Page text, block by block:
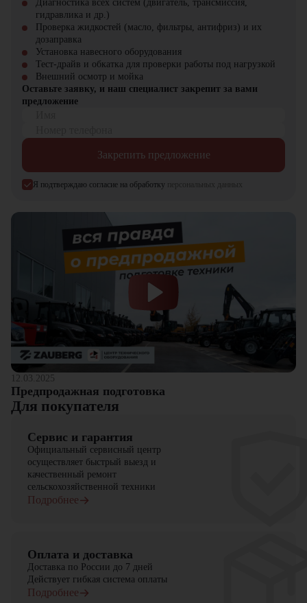
Официальную гарантию 24 месяца
Оригинальные запчасти в наличии
Сервисное обслуживание по стандартам Bomag
Гибкие финансовые программы
Консультации технических специалистов
Bomag BW 138 AD-5 – новый стандарт качества в дорожном
строительстве! В каталоге "ЦТО" вы найдете полный ассортимент
Диагностика всех систем (двигатель, трансмиссия,
гидравлика и др.)
Проверка жидкостей (масло, фильтры, антифриз) и их
дозаправка
Установка навесного оборудования
Тест-драйв и обкатка для проверки работы под нагрузкой
Внешний осмотр и мойка
Оставьте заявку, и наш специалист закрепит за вами
предложение
Закрепить предложение
Я подтверждаю согласие на обработку персональных данных
12.03.2025
Предпродажная подготовка
Для покупателя
Сервис и гарантия
Официальный сервисный центр
осуществляет быстрый выезд и
качественный ремонт
сельскохозяйственной техники
Подробнее
Оплата и доставка
Доставка по России до 7 дней
Действует гибкая система оплаты
Подробнее